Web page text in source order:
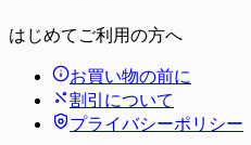
はじめてご利用の方へ
お買い物の前に
割引について
プライバシーポリシー